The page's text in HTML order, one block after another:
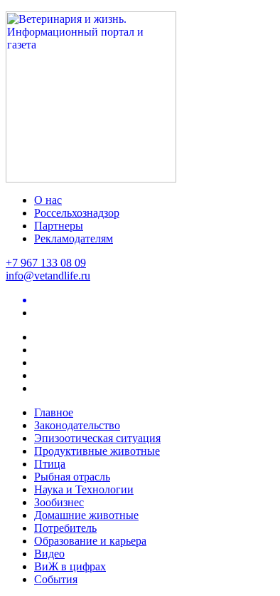
О нас
Россельхознадзор
Партнеры
Рекламодателям
+7 967 133 08 09
info@vetandlife.ru
Главное
Законодательство
Эпизоотическая ситуация
Продуктивные животные
Птица
Рыбная отрасль
Наука и Технологии
Зообизнес
Домашние животные
Потребитель
Образование и карьера
Видео
ВиЖ в цифрах
События